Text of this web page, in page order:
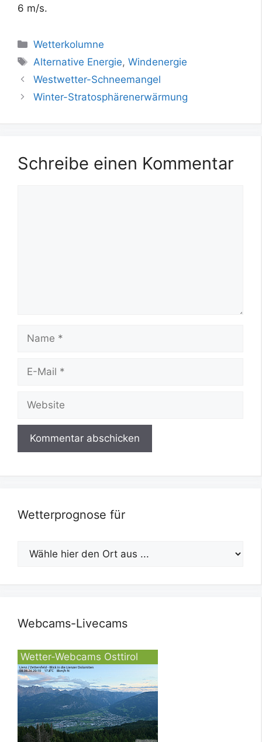
6 m/s.
Kategorien
Wetterkolumne
Schlagwörter
Alternative Energie,Windenergie
Westwetter-Schneemangel
Winter-Stratosphärenerwärmung
Schreibe einen Kommentar
Name
Website
Wetterprognose für
Webcams-Livecams
Wetter-Webcams Osttirol